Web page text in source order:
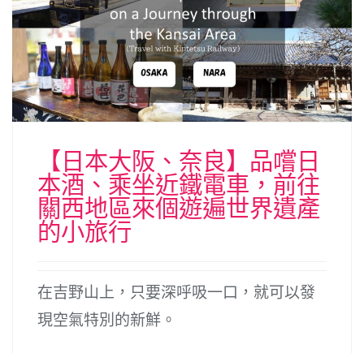
【日本大阪、奈良】品嚐日
本酒、乘坐近鐵電車，前往
關西地區來個遊遍世界遺產
的小旅行
在吉野山上，只要深呼吸一口，就可以發
現空氣特別的新鮮。